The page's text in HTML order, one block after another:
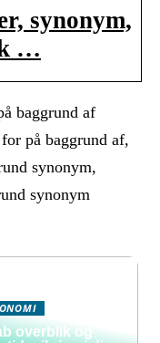
synonym,
…
baggrund af
på baggrund af,
synonym,
synonym
overblik og